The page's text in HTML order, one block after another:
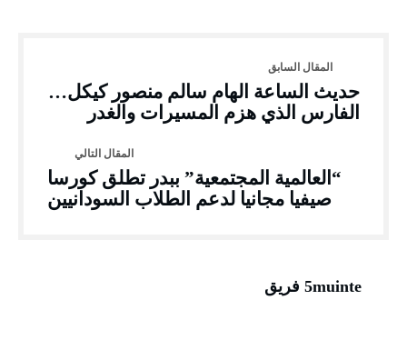
حديث الساعة الهام سالم منصور كيكل…
الفارس الذي هزم المسيرات والغدر
“العالمية المجتمعية” ببدر تطلق كورسا
صيفيا مجانيا لدعم الطلاب السودانيين
5muinte فريق